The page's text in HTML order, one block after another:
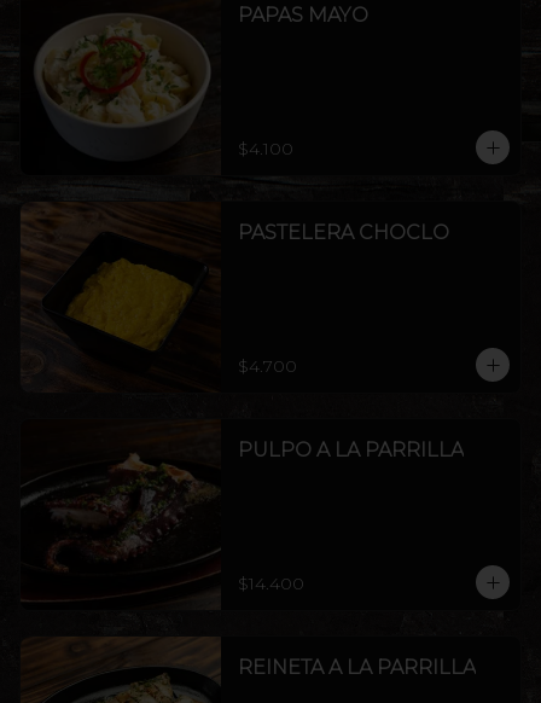
PAPAS MAYO
$4.100
PASTELERA CHOCLO
$4.700
PULPO A LA PARRILLA
$14.400
REINETA A LA PARRILLA